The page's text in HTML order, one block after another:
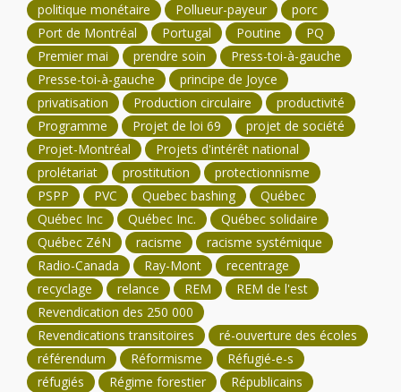
politique monétaire
Pollueur-payeur
porc
Port de Montréal
Portugal Poutine
PQ
Premier mai
prendre soin
Press-toi-à-gauche
Presse-toi-à-gauche
principe de Joyce
privatisation
Production circulaire
productivité
Programme
Projet de loi 69
projet de société
Projet-Montréal
Projets d'intérêt national
prolétariat
prostitution
protectionnisme
PSPP
PVC Quebec bashing
Québec
Québec Inc
Québec Inc.
Québec solidaire
Québec ZéN
racisme
racisme systémique
Radio-Canada
Ray-Mont
recentrage
recyclage
relance REM
REM de l'est
Revendication des 250 000
Revendications transitoires
ré-ouverture des écoles
référendum
Réformisme
Réfugié-e-s
réfugiés
Régime forestier
Républicains